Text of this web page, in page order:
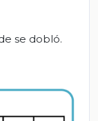
se dobló.